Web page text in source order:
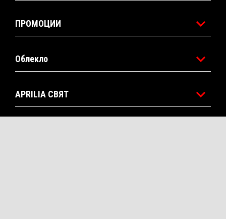
ПРОМОЦИИ
Облекло
APRILIA СВЯТ